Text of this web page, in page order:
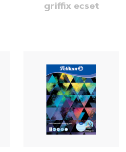
griffix ecset